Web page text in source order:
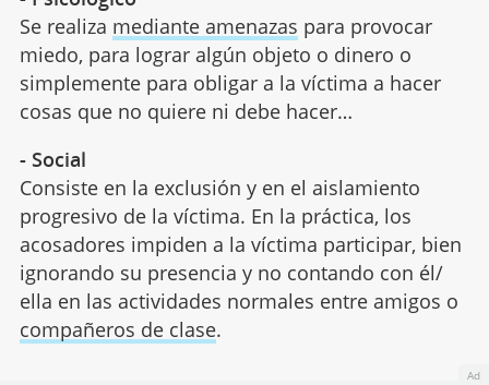
Se realiza mediante amenazas para provocar
miedo, para lograr algún objeto o dinero o
simplemente para obligar a la víctima a hacer
cosas que no quiere ni debe hacer…
- Social
Consiste en la exclusión y en el aislamiento
progresivo de la víctima. En la práctica, los
acosadores impiden a la víctima participar, bien
ignorando su presencia y no contando con él/
ella en las actividades normales entre amigos o
compañeros de clase.
Ad